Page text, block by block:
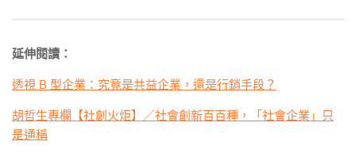
延伸閱讀：
透視 B 型企業：究竟是共益企業，還是行銷手段？
胡哲生專欄【社創火炬】／社會創新百百種，「社會企業」只
是通稱